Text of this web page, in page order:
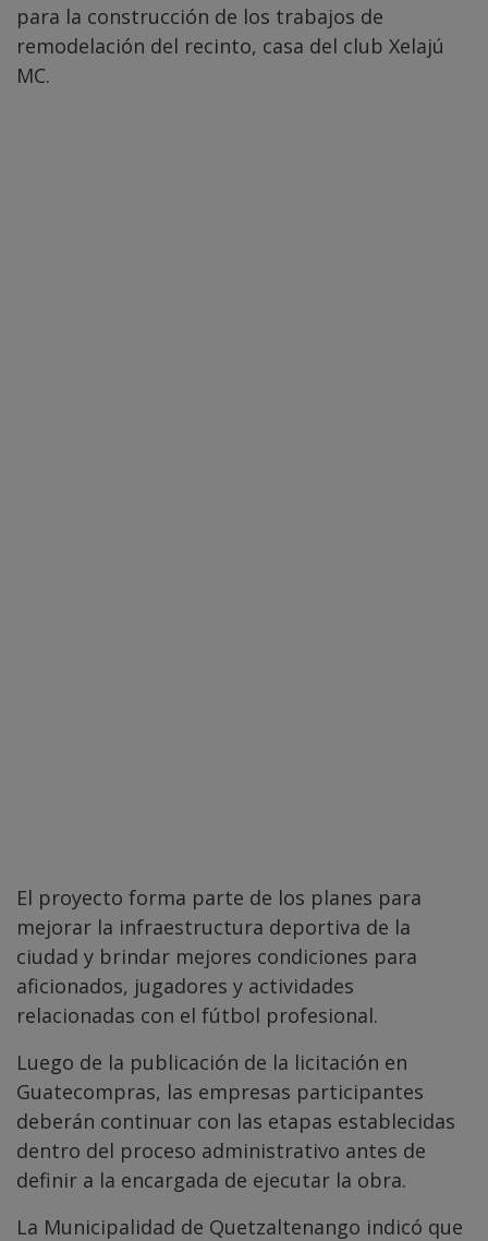
para la construcción de los trabajos de
remodelación del recinto, casa del club Xelajú
MC.
El proyecto forma parte de los planes para
mejorar la infraestructura deportiva de la
ciudad y brindar mejores condiciones para
aficionados, jugadores y actividades
relacionadas con el fútbol profesional.
Luego de la publicación de la licitación en
Guatecompras, las empresas participantes
deberán continuar con las etapas establecidas
dentro del proceso administrativo antes de
definir a la encargada de ejecutar la obra.
La Municipalidad de Quetzaltenango indicó que